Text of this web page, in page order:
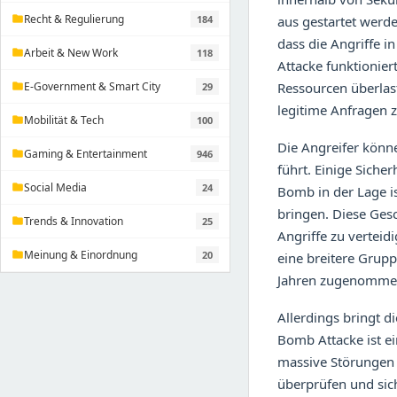
folderRecht & Regulierung 184
folderArbeit & New Work 118
folderE-Government & Smart City 29
folderMobilität & Tech 100
folderGaming & Entertainment 946
folderSocial Media 24
folderTrends & Innovation 25
folderMeinung & Einordnung 20
aus gestartet
dass die Angriffe
Attacke
Ressourcen
legitime Anfragen
Die Angreifer
führt. Einige
Bomb in der Lage
bringen. Diese
Angriffe zu
eine breitere
Jahren
Allerdings bringt
Bomb Attacke ist
massive
überprüfen und